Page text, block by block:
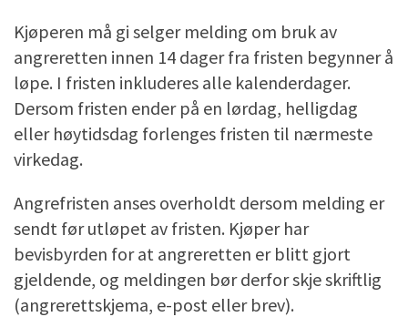
Kjøperen må gi selger melding om bruk av
angreretten innen 14 dager fra fristen begynner å
løpe. I fristen inkluderes alle kalenderdager.
Dersom fristen ender på en lørdag, helligdag
eller høytidsdag forlenges fristen til nærmeste
virkedag.
Angrefristen anses overholdt dersom melding er
sendt før utløpet av fristen. Kjøper har
bevisbyrden for at angreretten er blitt gjort
gjeldende, og meldingen bør derfor skje skriftlig
(angrerettskjema, e-post eller brev).